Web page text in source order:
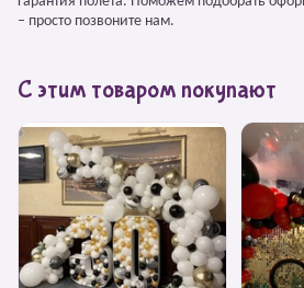
– просто позвоните нам.
С этим товаром покупают